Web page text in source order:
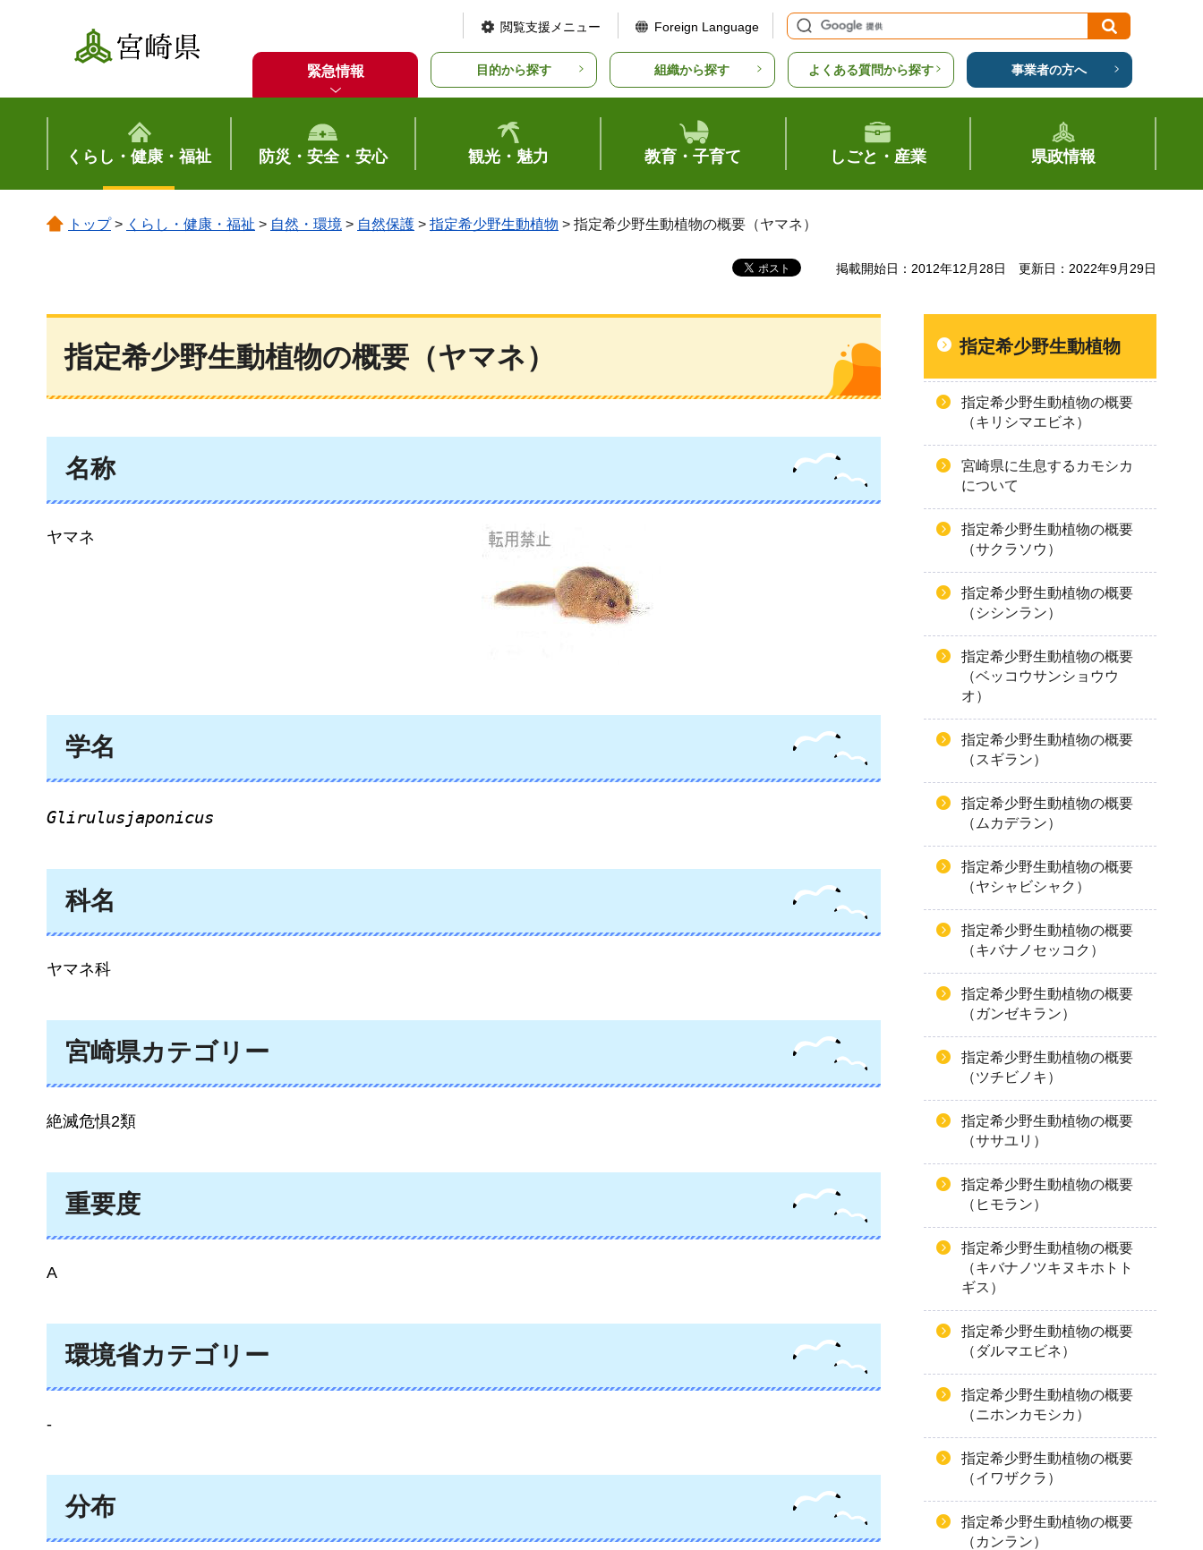
宮崎県
閲覧支援メニュー Foreign Language
緊急情報 目的から探す 組織から探す よくある質問から探す 事業者の方へ
くらし・健康・福祉 防災・安全・安心 観光・魅力 教育・子育て しごと・産業 県政情報
トップ> くらし・健康・福祉 > 自然・環境 > 自然保護 > 指定希少野生動植物 > 指定希少野生動植物の概要（ヤマネ）
掲載開始日：2012年12月28日 更新日：2022年9月29日
指定希少野生動植物の概要（ヤマネ）
名称
ヤマネ
学名
Glirulusjaponicus
科名
ヤマネ科
宮崎県カテゴリー
絶滅危惧2類
重要度
A
環境省カテゴリー
-
分布
指定希少野生動植物
指定希少野生動植物の概要
（キリシマエビネ）
宮崎県に生息するカモシカ
について
指定希少野生動植物の概要
（サクラソウ）
指定希少野生動植物の概要
（シシンラン）
指定希少野生動植物の概要
（ベッコウサンショウウ
オ）
指定希少野生動植物の概要
（スギラン）
指定希少野生動植物の概要
（ムカデラン）
指定希少野生動植物の概要
（ヤシャビシャク）
指定希少野生動植物の概要
（キバナノセッコク）
指定希少野生動植物の概要
（ガンゼキラン）
指定希少野生動植物の概要
（ツチビノキ）
指定希少野生動植物の概要
（ササユリ）
指定希少野生動植物の概要
（ヒモラン）
指定希少野生動植物の概要
（キバナノツキヌキホトト
ギス）
指定希少野生動植物の概要
（ダルマエビネ）
指定希少野生動植物の概要
（ニホンカモシカ）
指定希少野生動植物の概要
（イワザクラ）
指定希少野生動植物の概要
（カンラン）